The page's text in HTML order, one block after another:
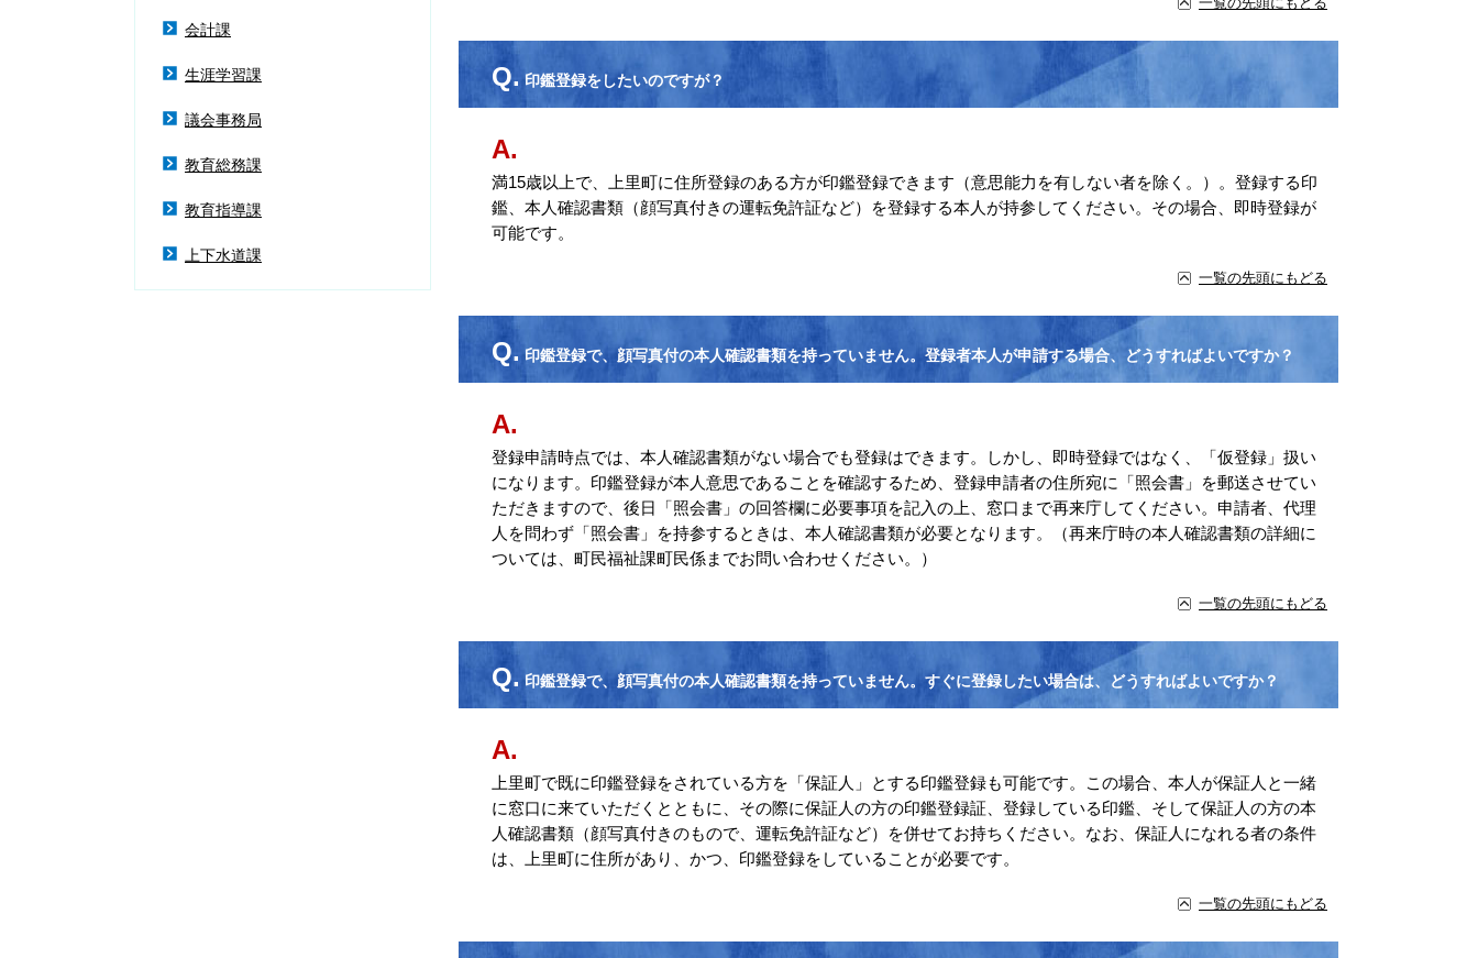
会計課
生涯学習課
議会事務局
教育総務課
教育指導課
上下水道課
Q. 印鑑登録をしたいのですが？
A.
満15歳以上で、上里町に住所登録のある方が印鑑登録できます（意思能力を有しない者を除く。）。登録する印
鑑、本人確認書類（顔写真付きの運転免許証など）を登録する本人が持参してください。その場合、即時登録が
可能です。
一覧の先頭にもどる
Q. 印鑑登録で、顔写真付の本人確認書類を持っていません。登録者本人が申請する場合、どうすればよいですか？
A.
登録申請時点では、本人確認書類がない場合でも登録はできます。しかし、即時登録ではなく、「仮登録」扱い
になります。印鑑登録が本人意思であることを確認するため、登録申請者の住所宛に「照会書」を郵送させてい
ただきますので、後日「照会書」の回答欄に必要事項を記入の上、窓口まで再来庁してください。申請者、代理
人を問わず「照会書」を持参するときは、本人確認書類が必要となります。（再来庁時の本人確認書類の詳細に
ついては、町民福祉課町民係までお問い合わせください。）
一覧の先頭にもどる
Q. 印鑑登録で、顔写真付の本人確認書類を持っていません。すぐに登録したい場合は、どうすればよいですか？
A.
上里町で既に印鑑登録をされている方を「保証人」とする印鑑登録も可能です。この場合、本人が保証人と一緒
に窓口に来ていただくとともに、その際に保証人の方の印鑑登録証、登録している印鑑、そして保証人の方の本
人確認書類（顔写真付きのもので、運転免許証など）を併せてお持ちください。なお、保証人になれる者の条件
は、上里町に住所があり、かつ、印鑑登録をしていることが必要です。
一覧の先頭にもどる